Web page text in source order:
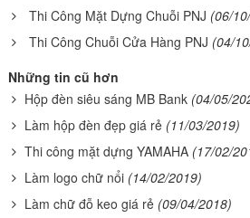
Thi Công Mặt Dựng Chuỗi PNJ (06/
Thi Công Chuỗi Cửa Hàng PNJ (04/
Những tin cũ hơn
Hộp đèn siêu sáng MB Bank (04/05/
Làm hộp đèn đẹp giá rẻ (11/03/2019)
Thi công mặt dựng YAMAHA (17/02/
Làm logo chữ nổi (14/02/2019)
Làm chữ đỗ keo giá rẻ (09/04/2018)